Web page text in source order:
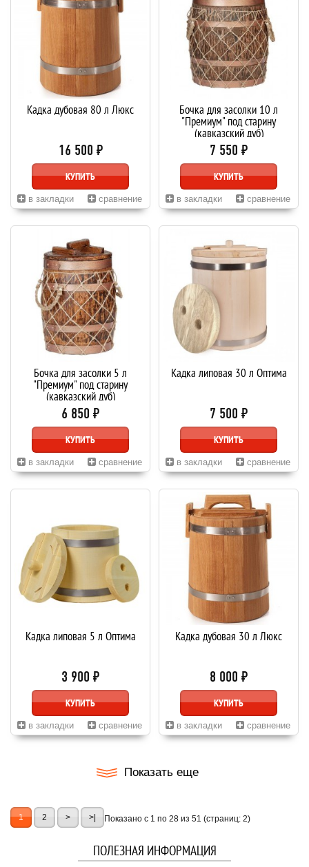
Кадка дубовая 80 л Люкс
16 500 ₽
КУПИТЬ
в закладки сравнение
Бочка для засолки 10 л
"Премиум" под старину
(кавказский дуб)
7 550 ₽
КУПИТЬ
в закладки сравнение
Бочка для засолки 5 л
"Премиум" под старину
(кавказский дуб)
6 850 ₽
КУПИТЬ
в закладки сравнение
Кадка липовая 30 л Оптима
7 500 ₽
КУПИТЬ
в закладки сравнение
Кадка липовая 5 л Оптима
3 900 ₽
КУПИТЬ
в закладки сравнение
Кадка дубовая 30 л Люкс
8 000 ₽
КУПИТЬ
в закладки сравнение
Показать еще
1 2 > >| Показано с 1 по 28 из 51 (страниц: 2)
ПОЛЕЗНАЯ ИНФОРМАЦИЯ